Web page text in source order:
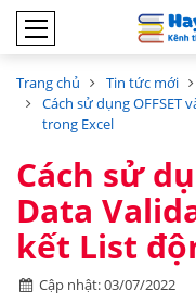
Trang chủ Tin tức mới
Cách sử dụng OFFSET
trong Excel
Cách sử
Data
kết List
Cập nhật: 03/07/2022